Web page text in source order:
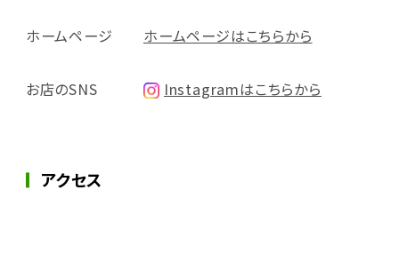
ホームページ ホームページはこちらから
お店のSNS Instagramはこちらから
アクセス